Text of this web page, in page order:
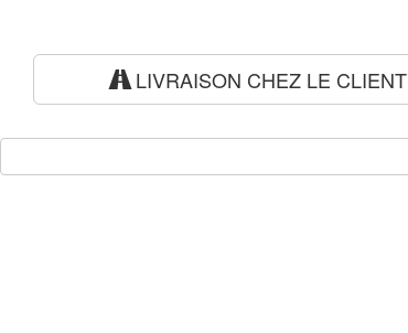
LIVRAISON CHEZ LE CLIENT